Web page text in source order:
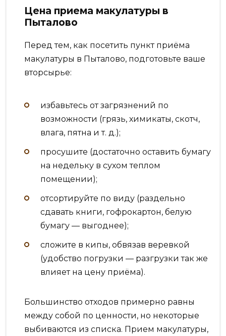
Цена приема макулатуры в
Пыталово
Перед тем, как посетить пункт приёма
макулатуры в Пыталово, подготовьте ваше
вторсырье:
избавьтесь от загрязнений по
возможности (грязь, химикаты, скотч,
влага, пятна и т. д.);
просушите (достаточно оставить бумагу
на недельку в сухом теплом
помещении);
отсортируйте по виду (раздельно
сдавать книги, гофрокартон, белую
бумагу — выгоднее);
сложите в кипы, обвязав веревкой
(удобство погрузки — разгрузки так же
влияет на цену приёма).
Большинство отходов примерно равны
между собой по ценности, но некоторые
выбиваются из списка. Прием макулатуры,